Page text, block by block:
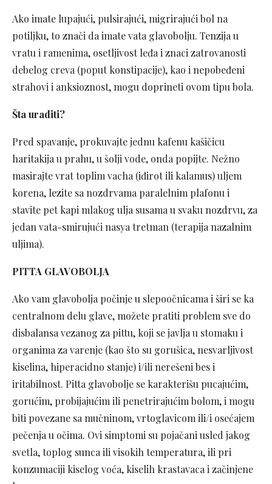
Ako imate lupajući, pulsirajući, migrirajući bol na
potiljku, to znači da imate vata glavobolju. Tenzija u
vratu i ramenima, osetljivost leđa i znaci zatrovanosti
debelog creva (poput konstipacije), kao i nepobeđeni
strahovi i anksioznost, mogu doprineti ovom tipu bola.
Šta uraditi?
Pred spavanje, prokuvajte jednu kafenu kašičicu
haritakija u prahu, u šolji vode, onda popijte. Nežno
masirajte vrat toplim vacha (iđirot ili kalamus) uljem
korena, lezite sa nozdrvama paralelnim plafonu i
stavite pet kapi mlakog ulja susama u svaku nozdrvu, za
jedan vata-smirujući nasya tretman (terapija nazalnim
uljima).
PITTA GLAVOBOLJA
Ako vam glavobolja počinje u slepoočnicama i širi se ka
centralnom delu glave, možete pratiti problem sve do
disbalansa vezanog za pittu, koji se javlja u stomaku i
organima za varenje (kao što su gorušica, nesvarljivost
kiselina, hiperacidno stanje) i/ili nerešeni bes i
iritabilnost. Pitta glavobolje se karakterišu pucajućim,
gorućim, probijajućim ili penetrirajućim bolom, i mogu
biti povezane sa mučninom, vrtoglavicom ili/i osećajem
pečenja u očima. Ovi simptomi su pojačani usled jakog
svetla, toplog sunca ili visokih temperatura, ili pri
konzumaciji kiselog voća, kiselih krastavaca i začinjene